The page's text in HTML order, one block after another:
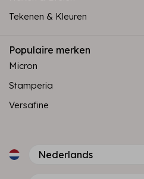
Tekenen & Kleuren
Populaire merken
Micron
Stamperia
Versafine